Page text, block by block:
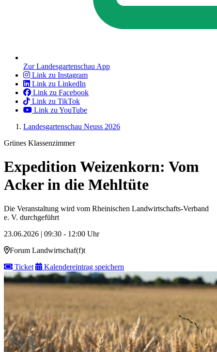
Zur Landesgartenschau App
Link zu Instagram
Link zu LinkedIn
Link zu Facebook
Link zu TikTok
Link zu YouTube
Landesgartenschau Neuss 2026
Grünes Klassenzimmer
Expedition Weizenkorn: Vom
Acker in die Mehltüte
Die Veranstaltung wird vom Rheinischen Landwirtschafts-Verband
e. V. durchgeführt
23.06.2026 | 09:30 - 12:00 Uhr
Forum Landwirtschaf(f)t
Ticket
Kalendereintrag speichern